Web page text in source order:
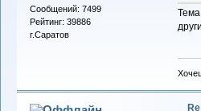
Сообщений: 7499
Рейтинг: 39886
г.Саратов